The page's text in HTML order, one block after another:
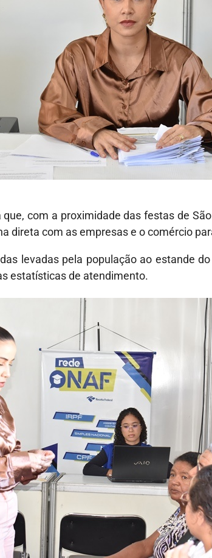
com a proximidade das festas de
direta com as empresas e o comércio
levadas pela população ao estande
estatísticas de atendimento.